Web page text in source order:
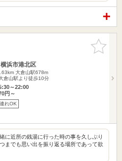
お気に入
りに追加
浜市港北区
大倉山駅678m
倉山駅より徒歩10分
～22:00
円～
れOK
に近所の銭湯に行った時の事を久しぶり
までも思い出を振り返る場所であって欲